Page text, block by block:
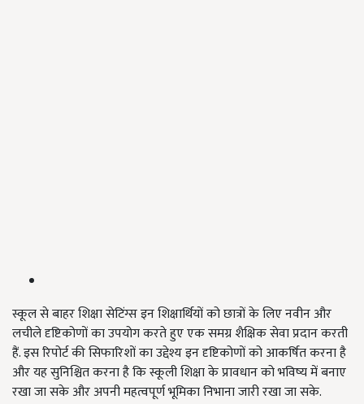
स्कूल से बाहर शिक्षा सेटिंग्स इन शिक्षार्थियों को छात्रों के लिए नवीन और
लचीले दृष्टिकोणों का उपयोग करते हुए एक समग्र शैक्षिक सेवा प्रदान करती
हैं. इस रिपोर्ट की सिफारिशों का उद्देश्य इन दृष्टिकोणों को आकर्षित करना है
और यह सुनिश्चित करना है कि स्कूली शिक्षा के प्रावधान को भविष्य में बनाए
रखा जा सके और अपनी महत्वपूर्ण भूमिका निभाना जारी रखा जा सके.